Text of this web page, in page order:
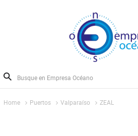
Home Puertos Valparaíso ZEAL